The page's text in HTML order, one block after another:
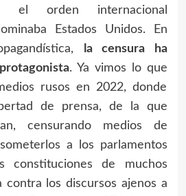
el orden internacional
Estados Unidos. En
la censura ha
. Ya vimos lo que
rusos en 2022, donde
de prensa, de la que
censurando medios de
a los parlamentos
constituciones de muchos
contra los discursos ajenos a